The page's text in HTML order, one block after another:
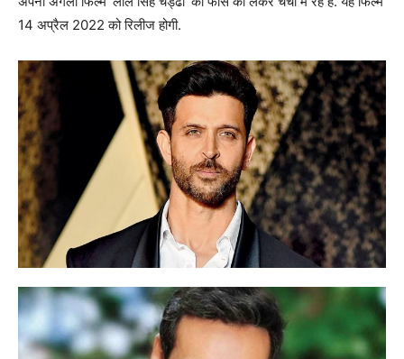
14 अप्रैल 2022 को रिलीज होगी.